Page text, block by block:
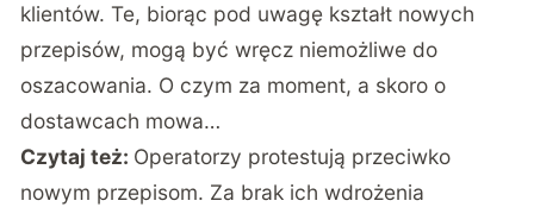
klientów. Te, biorąc pod uwagę kształt nowych
przepisów, mogą być wręcz niemożliwe do
oszacowania. O czym za moment, a skoro o
dostawcach mowa…
Czytaj też: Operatorzy protestują przeciwko
nowym przepisom. Za brak ich wdrożenia